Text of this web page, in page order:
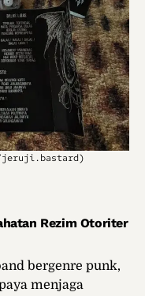
jeruji.bastard)
Rezim Otoriter
bergenre punk,
menjaga